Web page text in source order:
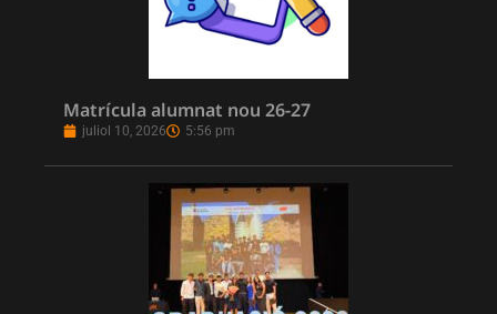
Matrícula alumnat nou 26-27
juliol 10, 2026 5:56 pm